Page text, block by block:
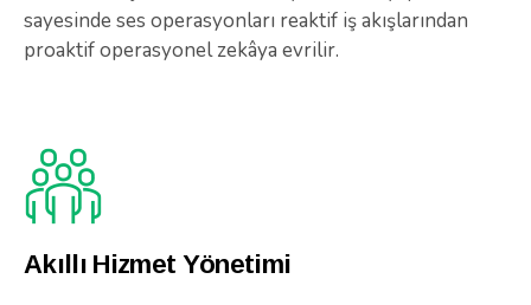
sayesinde ses operasyonları reaktif iş akışlarından
proaktif operasyonel zekâya evrilir.
Akıllı Hizmet Yönetimi